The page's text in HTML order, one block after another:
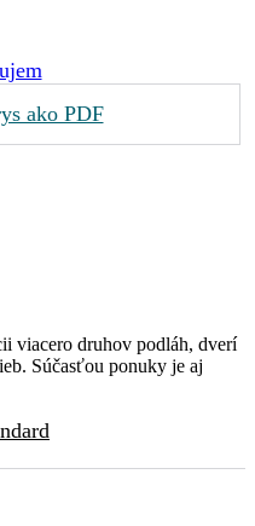
ako PDF
viacero druhov podláh, dverí
Súčasťou ponuky je aj